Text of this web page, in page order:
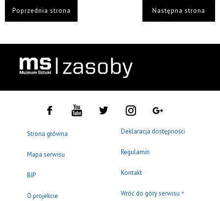
Poprzednia strona Następna strona
Strona główna
Mapa serwisu
BIP
O projekcie
Deklaracja dostępności
Regulamin
Kontakt
Wróć do góry serwisu ^